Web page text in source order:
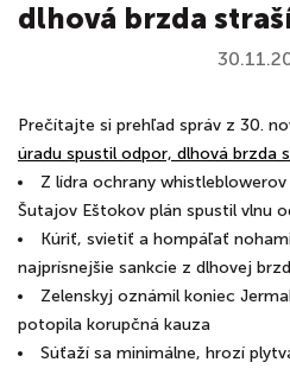
dlhová brzda
Prečítajte si prehľad správ z 30.
úradu spustil odpor, dlhová brzda
Z lídra ochrany
Šutajov Eštokov plán spustil vlnu
Kúriť, svietiť a hompáľať
najprísnejšie sankcie z dlhovej
Zelenskyj oznámil koniec
potopila korupčná kauza
Súťaží sa minimálne, hrozí